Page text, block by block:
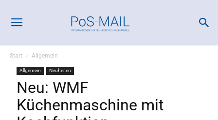
Start Allgemein
Allgemein Neuheiten
Neu: WMF
Küchenmaschine mit